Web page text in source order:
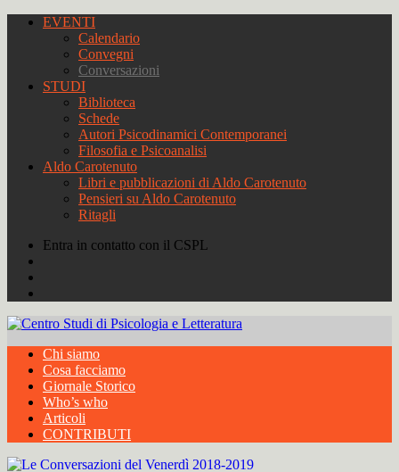
EVENTI
Calendario
Convegni
Conversazioni
STUDI
Biblioteca
Schede
Autori Psicodinamici Contemporanei
Filosofia e Psicoanalisi
Aldo Carotenuto
Libri e pubblicazioni di Aldo Carotenuto
Pensieri su Aldo Carotenuto
Ritagli
Entra in contatto con il CSPL
Chi siamo
Cosa facciamo
Giornale Storico
Who’s who
Articoli
CONTRIBUTI